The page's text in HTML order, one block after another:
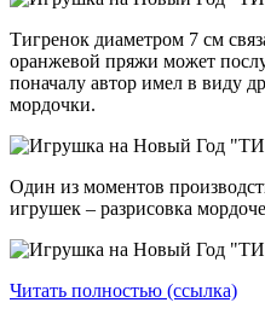
Тигренок диаметром 7 см
оранжевой пряжи может
поначалу автор имел в виду
мордочки.
Один из моментов
игрушек – разрисовка
Читать полностью (ссылка)